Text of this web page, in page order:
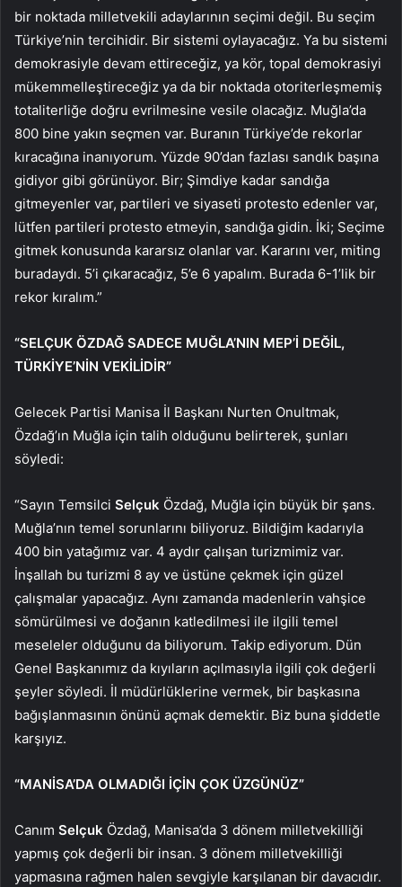
bir noktada milletvekili adaylarının seçimi değil. Bu seçim
Türkiye’nin tercihidir. Bir sistemi oylayacağız. Ya bu sistemi
demokrasiyle devam ettireceğiz, ya kör, topal demokrasiyi
mükemmelleştireceğiz ya da bir noktada otoriterleşmemiş
totaliterliğe doğru evrilmesine vesile olacağız. Muğla’da
800 bine yakın seçmen var. Buranın Türkiye’de rekorlar
kıracağına inanıyorum. Yüzde 90’dan fazlası sandık başına
gidiyor gibi görünüyor. Bir; Şimdiye kadar sandığa
gitmeyenler var, partileri ve siyaseti protesto edenler var,
lütfen partileri protesto etmeyin, sandığa gidin. İki; Seçime
gitmek konusunda kararsız olanlar var. Kararını ver, miting
buradaydı. 5’i çıkaracağız, 5’e 6 yapalım. Burada 6-1’lik bir
rekor kıralım.”
“SELÇUK ÖZDAĞ SADECE MUĞLA’NIN MEP’İ DEĞİL,
TÜRKİYE’NİN VEKİLİDİR”
Gelecek Partisi Manisa İl Başkanı Nurten Onultmak,
Özdağ’ın Muğla için talih olduğunu belirterek, şunları
söyledi:
“Sayın Temsilci Selçuk Özdağ, Muğla için büyük bir şans.
Muğla’nın temel sorunlarını biliyoruz. Bildiğim kadarıyla
400 bin yatağımız var. 4 aydır çalışan turizmimiz var.
İnşallah bu turizmi 8 ay ve üstüne çekmek için güzel
çalışmalar yapacağız. Aynı zamanda madenlerin vahşice
sömürülmesi ve doğanın katledilmesi ile ilgili temel
meseleler olduğunu da biliyorum. Takip ediyorum. Dün
Genel Başkanımız da kıyıların açılmasıyla ilgili çok değerli
şeyler söyledi. İl müdürlüklerine vermek, bir başkasına
bağışlanmasının önünü açmak demektir. Biz buna şiddetle
karşıyız.
“MANİSA’DA OLMADIĞI İÇİN ÇOK ÜZGÜNÜZ”
Canım Selçuk Özdağ, Manisa’da 3 dönem milletvekilliği
yapmış çok değerli bir insan. 3 dönem milletvekilliği
yapmasına rağmen halen sevgiyle karşılanan bir davacıdır.